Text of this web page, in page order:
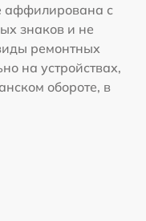
аффилирована с
знаков и не
ремонтных
на устройствах,
обороте, в